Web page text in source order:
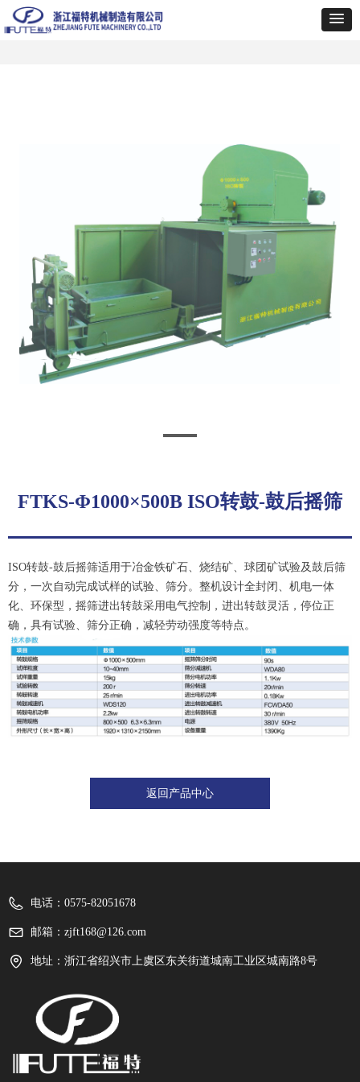
FTKS-Φ1000×500B ISO转鼓-鼓后摇筛
ISO转鼓-鼓后摇筛适用于冶金铁矿石、烧结矿、球团矿试验及鼓后筛
分，一次自动完成试样的试验、筛分。整机设计全封闭、机电一体
化、环保型，摇筛进出转鼓采用电气控制，进出转鼓灵活，停位正
确，具有试验、筛分正确，减轻劳动强度等特点。
返回产品中心
电话： 0575-82051678
邮箱： zjft168@126.com
地址： 浙江省绍兴市上虞区东关街道城南工业区城南路8号